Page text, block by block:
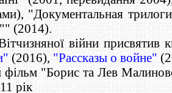
"Документальная
(2014).
війни присвятив
(2016), "Рассказы о войне"
фільм "Борис та Лев
рік